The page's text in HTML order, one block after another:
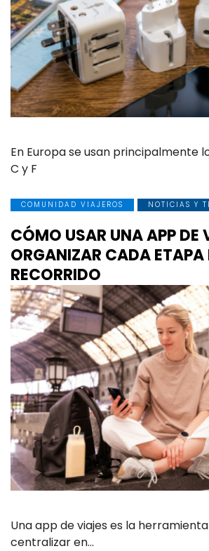
En Europa se usan principalmente
C y F
COMUNIDAD VIAJEROS NOTICIAS Y
CÓMO USAR UNA APP DE
ORGANIZAR CADA ETAPA
RECORRIDO
Una app de viajes es la
centralizar en…